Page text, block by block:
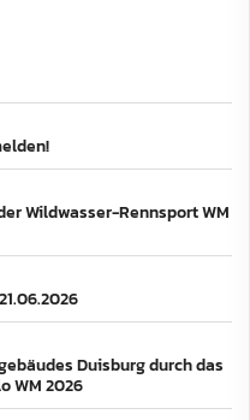
Wildwasser-Rennsport WM
Duisburg durch das
WM 2026